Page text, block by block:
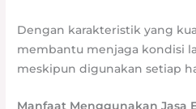
Dengan karakteristik yang
membantu menjaga kondisi
meskipun digunakan setiap
Manfaat Menggunakan Jasa